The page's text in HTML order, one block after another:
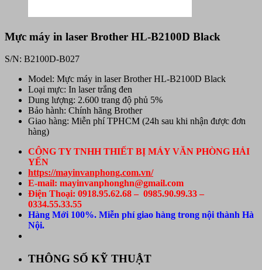
Mực máy in laser Brother HL-B2100D Black
S/N: B2100D-B027
Model: Mực máy in laser Brother HL-B2100D Black
Loại mực: In laser trắng đen
Dung lượng: 2.600 trang độ phủ 5%
Bảo hành: Chính hãng Brother
Giao hàng: Miễn phí TPHCM (24h sau khi nhận được đơn
hàng)
CÔNG TY TNHH THIẾT BỊ MÁY VĂN PHÒNG HẢI
YẾN
https://mayinvanphong.com.vn/
E-mail: mayinvanphonghn@gmail.com
Điện Thoại: 0918.95.62.68 – 0985.90.99.33 –
0334.55.33.55
Hàng Mới 100%. Miễn phí giao hàng trong nội thành Hà
Nội.
THÔNG SỐ KỸ THUẬT